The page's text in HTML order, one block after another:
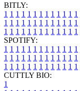
BITLY:
1 1 1 1 1 1 1 1 1 1 1 1 1
1 1 1 1 1 1 1 1 1 1 1 1 1
1 1 1 1 1 1 1 1 1 1 1 1 1
SPOTIFY:
1 1 1 1 1 1 1 1 1 1 1 1 1
1 1 1 1 1 1 1 1 1 1 1 1 1
1 1 1 1 1 1 1 1 1 1 1 1 1
CUTTLY BIO:
1